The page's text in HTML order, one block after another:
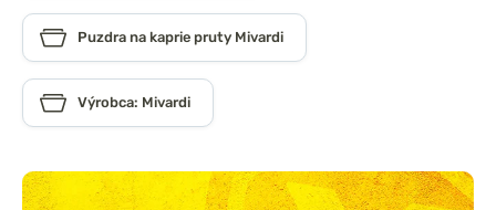
Puzdra na kaprie pruty Mivardi
Výrobca: Mivardi